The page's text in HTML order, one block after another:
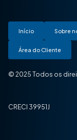
Início Sobre
Área do Cliente
© 2025 Todos os
CRECI 39951J